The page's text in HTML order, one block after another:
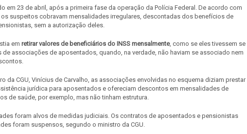
em 23 de abril, após a primeira fase da operação da Polícia Federal. De acordo com
suspeitos cobravam mensalidades irregulares, descontadas dos benefícios de
sem a autorização deles.
em retirar valores de beneficiários do INSS mensalmente, como se eles tivessem se
de associações de aposentados, quando, na verdade, não haviam se associado nem
da CGU, Vinícius de Carvalho, as associações envolvidas no esquema diziam prestar
jurídica para aposentados e ofereciam descontos em mensalidades de
de saúde, por exemplo, mas não tinham estrutura.
foram alvos de medidas judiciais. Os contratos de aposentados e pensionistas
foram suspensos, segundo o ministro da CGU.